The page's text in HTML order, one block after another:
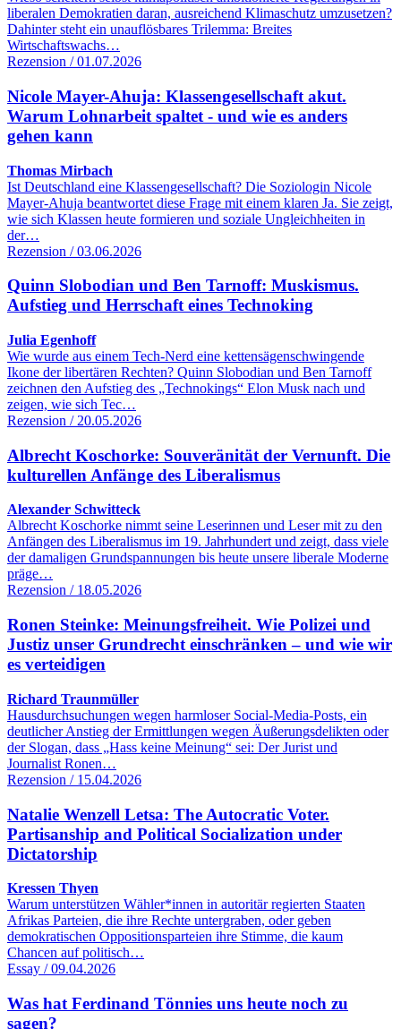
liberalen Demokratien daran, ausreichend Klimaschutz umzusetzen?
Dahinter steht ein unauflösbares Trilemma: Breites
Wirtschaftswachs…
Rezension / 01.07.2026
Nicole Mayer-Ahuja: Klassengesellschaft akut.
Warum Lohnarbeit spaltet - und wie es anders
gehen kann
Thomas Mirbach
Ist Deutschland eine Klassengesellschaft? Die Soziologin Nicole
Mayer-Ahuja beantwortet diese Frage mit einem klaren Ja. Sie zeigt,
wie sich Klassen heute formieren und soziale Ungleichheiten in
der…
Rezension / 03.06.2026
Quinn Slobodian und Ben Tarnoff: Muskismus.
Aufstieg und Herrschaft eines Technoking
Julia Egenhoff
Wie wurde aus einem Tech-Nerd eine kettensägenschwingende
Ikone der libertären Rechten? Quinn Slobodian und Ben Tarnoff
zeichnen den Aufstieg des „Technokings“ Elon Musk nach und
zeigen, wie sich Tec…
Rezension / 20.05.2026
Albrecht Koschorke: Souveränität der Vernunft. Die
kulturellen Anfänge des Liberalismus
Alexander Schwitteck
Albrecht Koschorke nimmt seine Leserinnen und Leser mit zu den
Anfängen des Liberalismus im 19. Jahrhundert und zeigt, dass viele
der damaligen Grundspannungen bis heute unsere liberale Moderne
präge…
Rezension / 18.05.2026
Ronen Steinke: Meinungsfreiheit. Wie Polizei und
Justiz unser Grundrecht einschränken – und wie wir
es verteidigen
Richard Traunmüller
Hausdurchsuchungen wegen harmloser Social-Media-Posts, ein
deutlicher Anstieg der Ermittlungen wegen Äußerungsdelikten oder
der Slogan, dass „Hass keine Meinung“ sei: Der Jurist und
Journalist Ronen…
Rezension / 15.04.2026
Natalie Wenzell Letsa: The Autocratic Voter.
Partisanship and Political Socialization under
Dictatorship
Kressen Thyen
Warum unterstützen Wähler*innen in autoritär regierten Staaten
Afrikas Parteien, die ihre Rechte untergraben, oder geben
demokratischen Oppositionsparteien ihre Stimme, die kaum
Chancen auf politisch…
Essay / 09.04.2026
Was hat Ferdinand Tönnies uns heute noch zu
sagen?